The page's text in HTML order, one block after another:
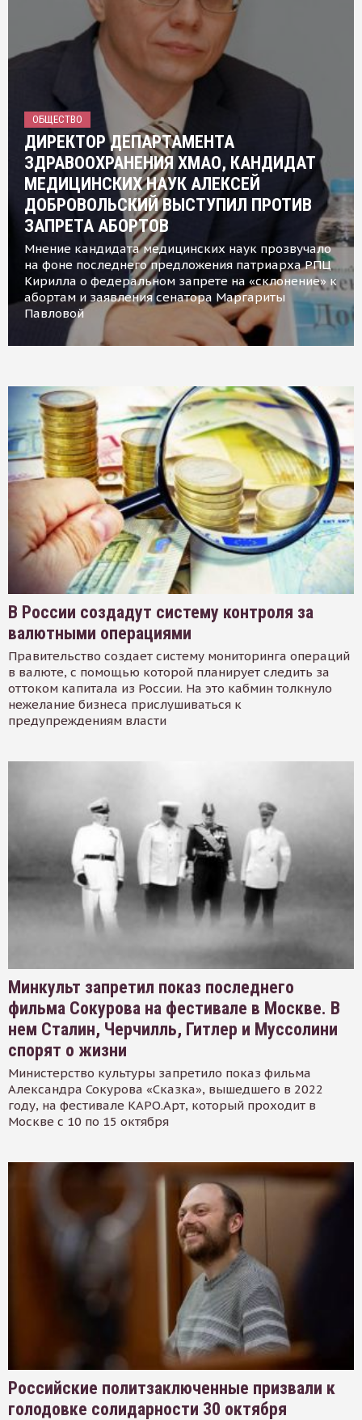
ОБЩЕСТВО
ДИРЕКТОР ДЕПАРТАМЕНТА
ЗДРАВООХРАНЕНИЯ ХМАО, КАНДИДАТ
МЕДИЦИНСКИХ НАУК АЛЕКСЕЙ
ДОБРОВОЛЬСКИЙ ВЫСТУПИЛ ПРОТИВ
ЗАПРЕТА АБОРТОВ
Мнение кандидата медицинских наук прозвучало
на фоне последнего предложения патриарха РПЦ
Кирилла о федеральном запрете на «склонение» к
абортам и заявления сенатора Маргариты
Павловой
В России создадут систему контроля за
валютными операциями
Правительство создает систему мониторинга операций
в валюте, с помощью которой планирует следить за
оттоком капитала из России. На это кабмин толкнуло
нежелание бизнеса прислушиваться к
предупреждениям власти
Минкульт запретил показ последнего
фильма Сокурова на фестивале в Москве. В
нем Сталин, Черчилль, Гитлер и Муссолини
спорят о жизни
Министерство культуры запретило показ фильма
Александра Сокурова «Сказка», вышедшего в 2022
году, на фестивале КАРО.Арт, который проходит в
Москве с 10 по 15 октября
Российские политзаключенные призвали к
голодовке солидарности 30 октября